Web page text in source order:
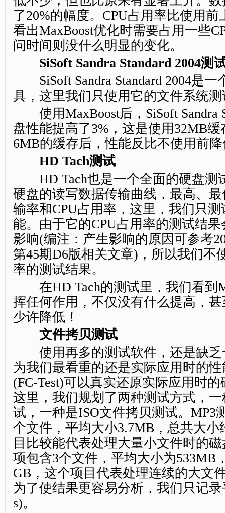
了20%的幅度。CPU占用率比使用
看出MaxBoost优化时需要占用一些
问时间则没什么明显的变化。
SiSoft Sandra Standard 2004测
SiSoft Sandra Standard 2004是一
具，这里我们只使用它的文件系统
使用MaxBoost后，SiSoft Sandra
盘性能提高了3%，这是使用32MB
6MB的缓存后，性能反比不使用前
HD Tach测试
HD Tach也是一个全面的硬盘测
硬盘的读写数据传输曲线，最高、
输率和CPU占用率，这里，我们只
能。由于它的CPU占用率的测试结
影响(编注：产生影响的原因可参考
第45期D6版相关文章)，所以我们不
率的测试结果。
在HD Tach的测试里，我们看到
挥任何作用，不仅没有什么提高，
少许降低！
文件拷贝测试
使用再多的测试软件，还是缺乏
为我们最看重的还是实际应用时的
(FC-Test)可以真实还原实际应用时
这里，我们规划了两种测试方式，
试，一种是ISO文件拷贝测试。MP3
个文件，平均大小3.7MB，总共大小
目比较能代表处理大量小文件时的
项包含3个文件，平均大小为533MB
GB，这个项目代表处理连续的大文
为了使结果更容易分析，我们只记
s)。